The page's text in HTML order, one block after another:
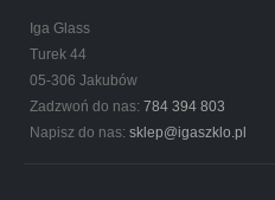
Iga Glass
Turek 44
05-306 Jakubów
Zadzwoń do nas: 784 394 803
Napisz do nas: sklep@igaszklo.pl